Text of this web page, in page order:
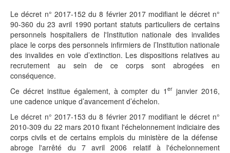
Le décret n° 2017-152 du 8 février 2017 modifiant le décret n°
90-360 du 23 avril 1990 portant statuts particuliers de certains
personnels hospitaliers de l'Institution nationale des invalides
place le corps des personnels infirmiers de l’Institution nationale
des invalides en voie d’extinction. Les dispositions relatives au
recrutement au sein de ce corps sont abrogées en
conséquence.
Ce décret institue également, à compter du 1er janvier 2016,
une cadence unique d’avancement d’échelon.
Le décret n° 2017-153 du 8 février 2017 modifiant le décret n°
2010-309 du 22 mars 2010 fixant l'échelonnement indiciaire des
corps civils et de certains emplois du ministère de la défense
abroge l'arrêté du 7 avril 2006 relatif à l'échelonnement